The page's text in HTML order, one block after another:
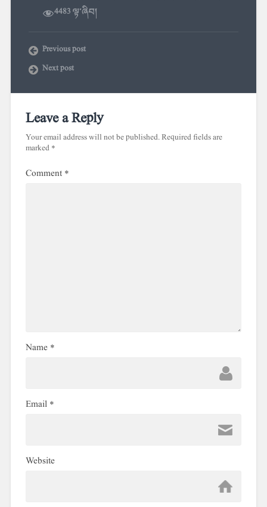
4483 ལྟ་ཞིབ།
Previous post
Next post
Leave a Reply
Your email address will not be published.Required fields are
marked*
Comment*
Name*
Email*
Website